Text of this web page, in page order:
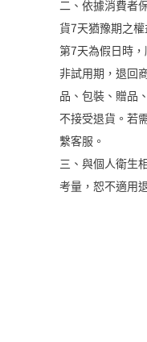
二、依據消費者
貨7天猶豫期之
第7天為假日時
非試用期，退回
品、包裝、贈品
不接受退貨。若
繫客服。
三、與個人衛生
考量，恕不適用